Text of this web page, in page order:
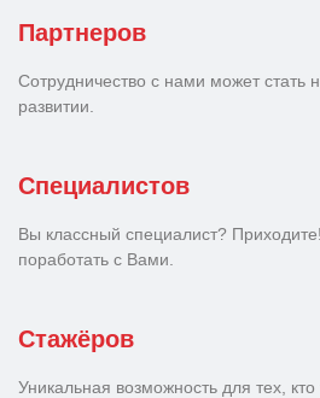
Партнеров
Сотрудничество с нами может стать
развитии.
Специалистов
Вы классный специалист?
поработать с Вами.
Стажёров
Уникальная возможность для тех,